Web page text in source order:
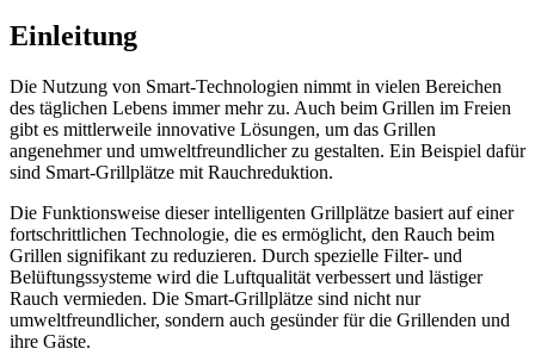
Einleitung
Die Nutzung von Smart-Technologien nimmt in vielen Bereichen
des täglichen Lebens immer mehr zu. Auch beim Grillen im Freien
gibt es mittlerweile innovative Lösungen, um das Grillen
angenehmer und umweltfreundlicher zu gestalten. Ein Beispiel dafür
sind Smart-Grillplätze mit Rauchreduktion.
Die Funktionsweise dieser intelligenten Grillplätze basiert auf einer
fortschrittlichen Technologie, die es ermöglicht, den Rauch beim
Grillen signifikant zu reduzieren. Durch spezielle Filter- und
Belüftungssysteme wird die Luftqualität verbessert und lästiger
Rauch vermieden. Die Smart-Grillplätze sind nicht nur
umweltfreundlicher, sondern auch gesünder für die Grillenden und
ihre Gäste.